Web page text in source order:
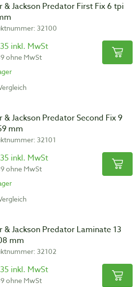
& Jackson Predator First Fix 6 tpi
32100
inkl. MwSt
ohne MwSt
& Jackson Predator Second Fix 9
mm
32101
inkl. MwSt
ohne MwSt
& Jackson Predator Laminate 13
mm
32102
inkl. MwSt
ohne MwSt